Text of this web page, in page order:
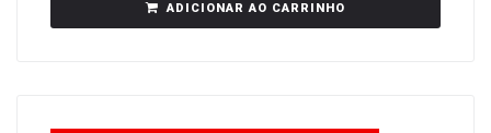
ADICIONAR AO CARRINHO